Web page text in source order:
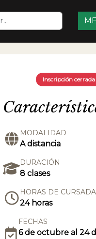
Inscripción cerrada
MODALIDAD
A distancia
DURACIÓN
8 clases
HORAS DE CURSADA
24 horas
FECHAS
6 de octubre al 24